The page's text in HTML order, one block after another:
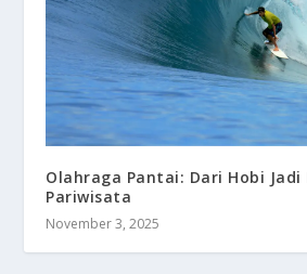
Olahraga Pantai: Dari Hobi
Pariwisata
November 3, 2025